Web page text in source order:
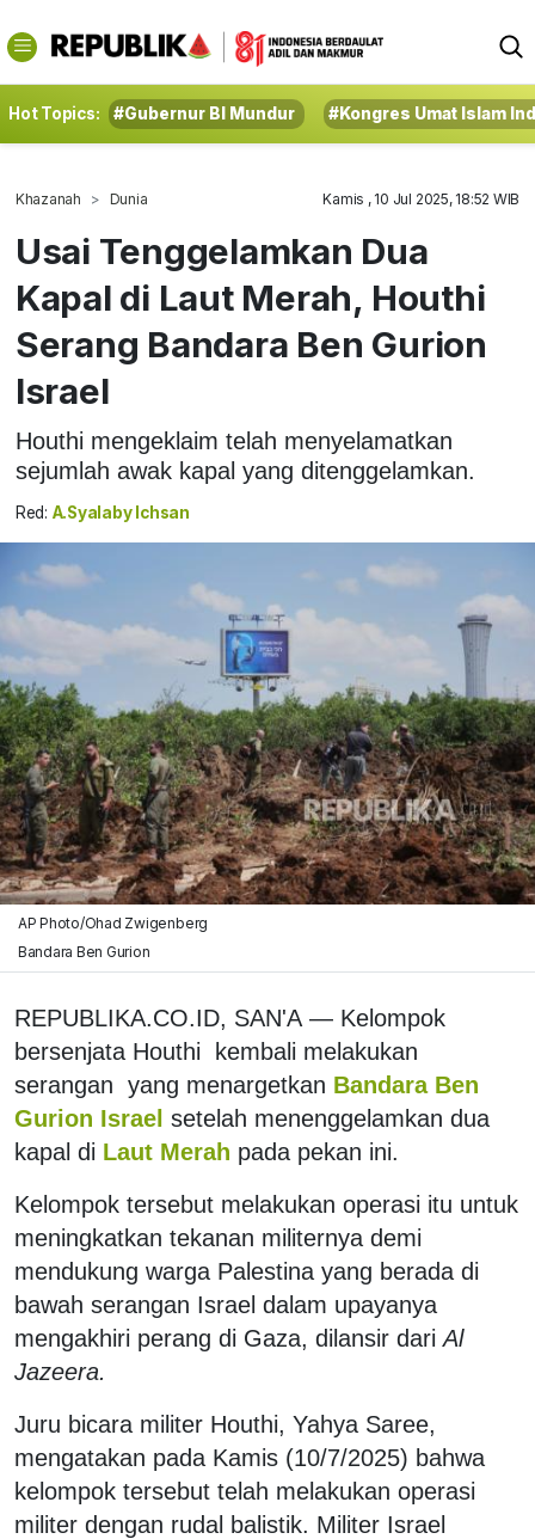
Hot Topics: #Gubernur BI Mundur #Kongres Umat Islam
Khazanah Dunia Kamis , 10 Jul 2025, 18:52 WIB
Usai Tenggelamkan Dua
Kapal di Laut Merah, Houthi
Serang Bandara Ben Gurion
Israel
Houthi mengeklaim telah menyelamatkan
sejumlah awak kapal yang ditenggelamkan.
Red: A.Syalaby Ichsan
AP Photo/Ohad Zwigenberg
Bandara Ben Gurion
REPUBLIKA.CO.ID, SAN'A — Kelompok
bersenjata Houthi kembali melakukan
serangan yang menargetkan Bandara Ben
Gurion Israel setelah menenggelamkan dua
kapal di Laut Merah pada pekan ini.
Kelompok tersebut melakukan operasi itu untuk
meningkatkan tekanan militernya demi
mendukung warga Palestina yang berada di
bawah serangan Israel dalam upayanya
mengakhiri perang di Gaza, dilansir dariAl
Jazeera.
Juru bicara militer Houthi, Yahya Saree,
mengatakan pada Kamis (10/7/2025) bahwa
kelompok tersebut telah melakukan operasi
militer dengan rudal balistik. Militer Israel